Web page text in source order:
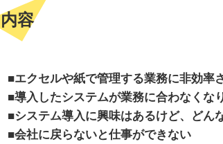
内容
■エクセルや紙で管理する業務に非効率
■導入したシステムが業務に合わなくな
■システム導入に興味はあるけど、どん
■会社に戻らないと仕事ができない